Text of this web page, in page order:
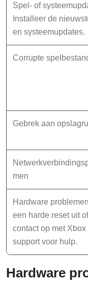
Spel- of
Installeer de
en systeemupdates.
Corrupte
Gebrek aan
men
Hardware
een harde reset uit
contact op met Xbox
support voor hulp.
Hardware